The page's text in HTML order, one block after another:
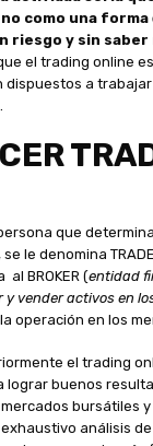
como una forma
riesgo y sin saber
el trading online
a
que
le denomina
BROKER (entidad
vender activos en
operación en los
el trading
lograr buenos
bursátiles
análisis